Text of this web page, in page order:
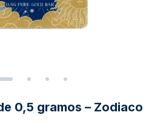
0,5 gramos – Zodiaco